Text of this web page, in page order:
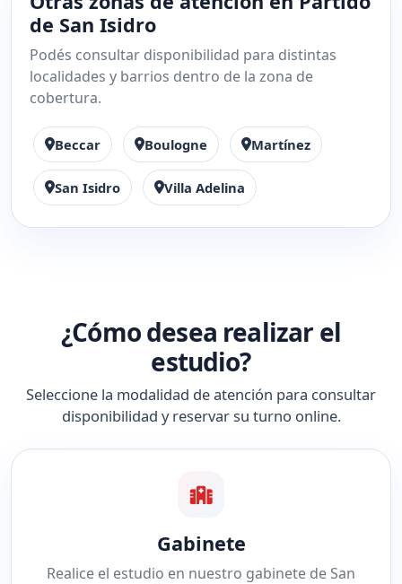
de San Isidro
Podés consultar disponibilidad para distintas
localidades y barrios dentro de la zona de
cobertura.
Beccar Boulogne Martínez
San Isidro Villa Adelina
¿Cómo desea realizar el
estudio?
Seleccione la modalidad de atención para consultar
disponibilidad y reservar su turno online.
Gabinete
Realice el estudio en nuestro gabinete de San